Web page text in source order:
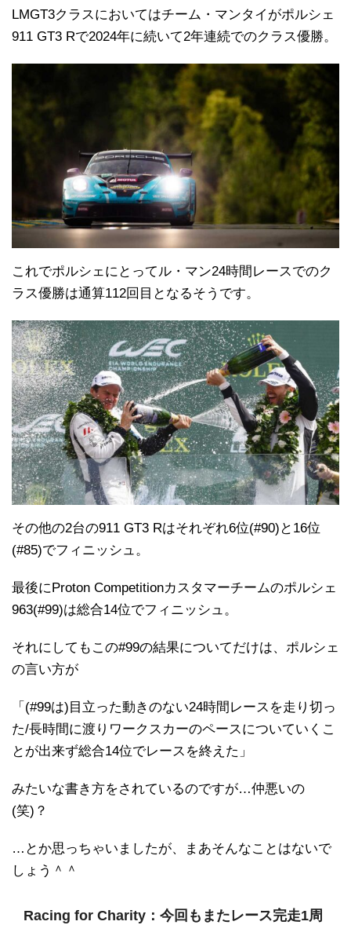
LMGT3クラスにおいてはチーム・マンタイがポルシェ
911 GT3 Rで2024年に続いて2年連続でのクラス優勝。
これでポルシェにとってル・マン24時間レースでのク
ラス優勝は通算112回目となるそうです。
その他の2台の911 GT3 Rはそれぞれ6位(#90)と16位
(#85)でフィニッシュ。
最後にProton Competitionカスタマーチームのポルシェ
963(#99)は総合14位でフィニッシュ。
それにしてもこの#99の結果についてだけは、ポルシェ
の言い方が
「(#99は)目立った動きのない24時間レースを走り切っ
た/長時間に渡りワークスカーのペースについていくこ
とが出来ず総合14位でレースを終えた」
みたいな書き方をされているのですが…仲悪いの
(笑)？
…とか思っちゃいましたが、まあそんなことはないで
しょう＾＾
Racing for Charity：今回もまたレース完走1周